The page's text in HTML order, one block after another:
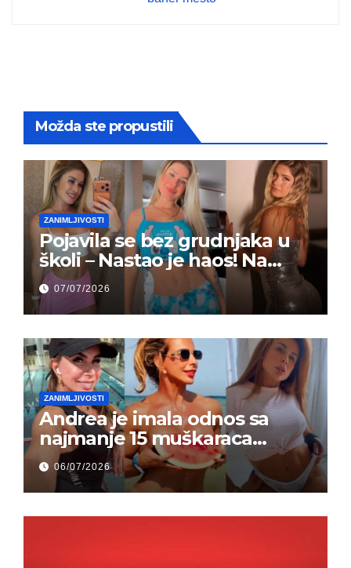
Možda ste propustili
ZANIMLJIVOSTI
Pojavila se bez grudnjaka u
školi – Nastao je haos! Na
grupi je majke napale (FOTO)
07/07/2026
ZANIMLJIVOSTI
Andrea je imala odnos sa
najmanje 15 muškaraca
odjednom – „Doktor mi je
rekao…“ (FOTO)
06/07/2026